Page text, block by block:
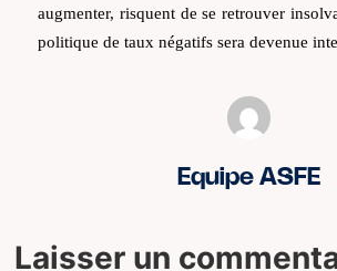
augmenter, risquent de se retrouver
politique de taux négatifs sera devenue
Equipe ASFE
Laisser un